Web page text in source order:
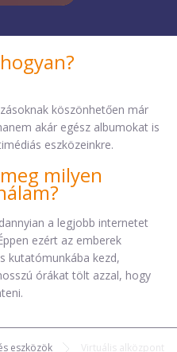
köszönhetően már
akár egész albumokat is
eszközeinkre.
milyen
a legjobb internetet
ezért az emberek
kutatómunkába kezd,
órákat tölt azzal, hogy
eszközök Virtuális alközpont